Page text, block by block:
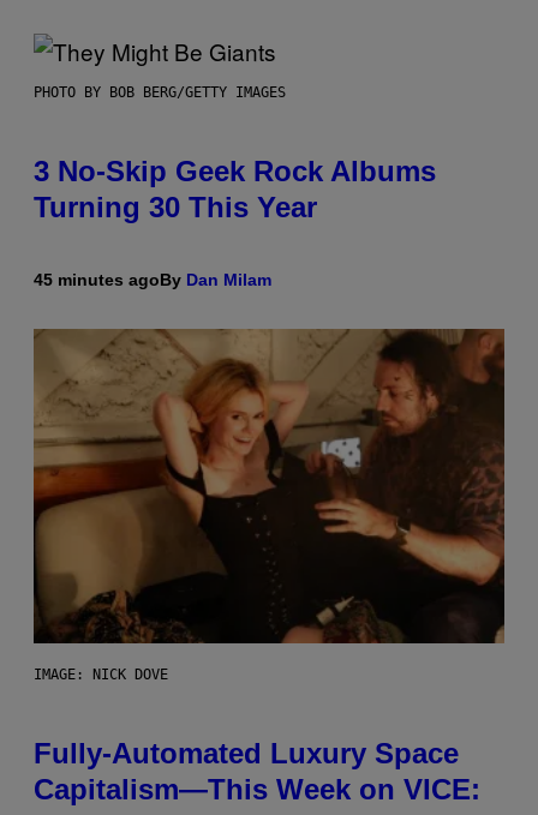
PHOTO BY BOB BERG/GETTY IMAGES
3 No-Skip Geek Rock Albums
Turning 30 This Year
45 minutes agoBy Dan Milam
IMAGE: NICK DOVE
Fully-Automated Luxury Space
Capitalism—This Week on VICE: